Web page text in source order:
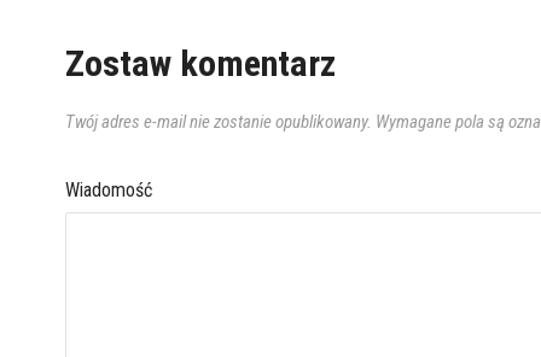
Zostaw komentarz
Twój adres e-mail nie zostanie opublikowany. Wymagane pola są
Wiadomość